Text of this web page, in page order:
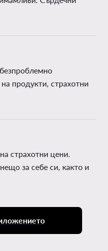
продукти, страхотни
страхотни цени.
за себе си, както и